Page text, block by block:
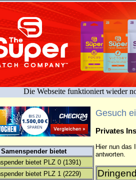
Die Webseite funktioniert wieder
bietet
bietet PLZ 0 (1391)
bietet PLZ 1 (2229)
Gesuch
Privates
Hier nun das
antworten.